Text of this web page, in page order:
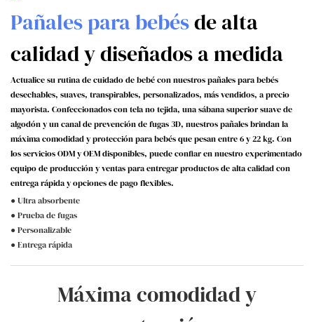
Pañales para bebésde alta
calidad y diseñados a medida
Actualice su rutina de cuidado de bebé con nuestros pañales para bebés
desechables, suaves, transpirables, personalizados, más vendidos, a precio
mayorista. Confeccionados con tela no tejida, una sábana superior suave de
algodón y un canal de prevención de fugas 3D, nuestros pañales brindan la
máxima comodidad y protección para bebés que pesan entre 6 y 22 kg. Con
los servicios ODM y OEM disponibles, puede confiar en nuestro experimentado
equipo de producción y ventas para entregar productos de alta calidad con
entrega rápida y opciones de pago flexibles.
● Ultra absorbente
● Prueba de fugas
● Personalizable
● Entrega rápida
Máxima comodidad y